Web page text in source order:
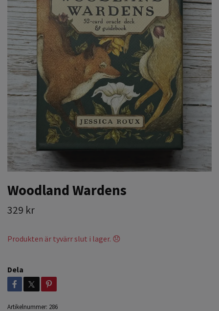
Woodland Wardens
329 kr
Produkten är tyvärr slut i lager. 😞
Dela
Artikelnummer: 286